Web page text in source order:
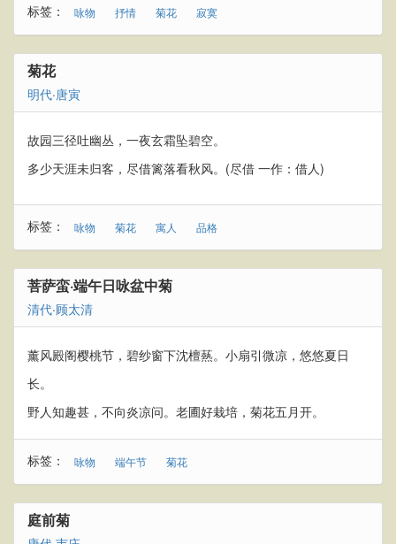
标签： 咏物 抒情 菊花 寂寞
菊花
明代·唐寅
故园三径吐幽丛，一夜玄霜坠碧空。
多少天涯未归客，尽借篱落看秋风。(尽借 一作：借人)
标签： 咏物 菊花 寓人 品格
菩萨蛮·端午日咏盆中菊
清代·顾太清
薰风殿阁樱桃节，碧纱窗下沈檀爇。小扇引微凉，悠悠夏日
长。
野人知趣甚，不向炎凉问。老圃好栽培，菊花五月开。
标签： 咏物 端午节 菊花
庭前菊